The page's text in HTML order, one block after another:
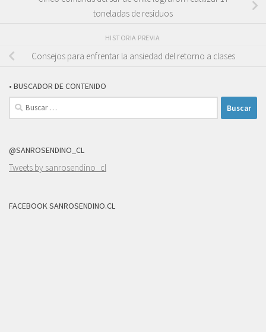
toneladas de residuos
HISTORIA PREVIA
Consejos para enfrentar la ansiedad del retorno a clases
• BUSCADOR DE CONTENIDO
Buscar:
@SANROSENDINO_CL
Tweets by sanrosendino_cl
FACEBOOK SANROSENDINO.CL